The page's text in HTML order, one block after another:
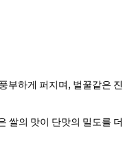
부하게 퍼지며, 벌꿀같은 진
쌀의 맛이 단맛의 밀도를 더